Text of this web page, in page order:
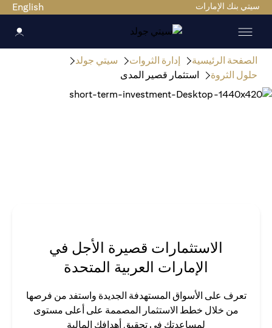
سيتي بنك الإمارات English
الصفحة الرئيسية إدارة الثروات
سيتي جولد
حلول الثروة
استثمار قصير المدى
الاستثمارات قصيرة الأجل في
الإمارات العربية المتحدة
تعرف على الأسواق المستهدفة الجديدة واستفد من فرصها
من خلال خطط الاستثمار المصممة على أعلى مستوى
لمساعدتك في تحقيق أهدافك المالية